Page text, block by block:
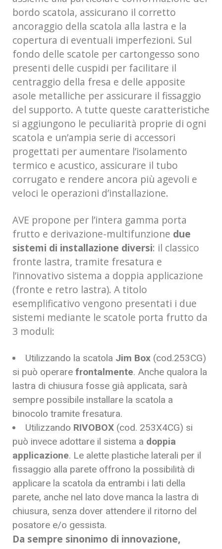
bordo scatola, assicurano il corretto
ancoraggio della scatola alla lastra e la
copertura di eventuali imperfezioni. Sul
fondo delle scatole per cartongesso sono
presenti delle cuspidi per facilitare il
centraggio della fresa e delle apposite
asole metalliche per assicurare il fissaggio
del supporto. A tutte queste caratteristiche
si aggiungono le peculiarità proprie di ogni
scatola e un’ampia serie di accessori
progettati per aumentare l’isolamento
termico e acustico, assicurare il tubo
corrugato e rendere ancora più agevoli e
veloci le operazioni d’installazione.
AVE propone per l’intera gamma porta
frutto e derivazione-multifunzione due
sistemi di installazione diversi: il classico
fronte lastra, tramite fresatura e
l’innovativo sistema a doppia applicazione
(fronte e retro lastra). A titolo
esemplificativo vengono presentati i due
sistemi mediante le scatole porta frutto da
3 moduli:
Utilizzando la scatola Jim Box (cod.253CG)
si può operare frontalmente. Anche qualora la
lastra di chiusura fosse già applicata, sarà
sempre possibile installare la scatola a
binocolo tramite fresatura.
Utilizzando RIVOBOX (cod. 253X4CG) si
può invece adottare il sistema a doppia
applicazione. Le alette plastiche laterali per il
fissaggio alla parete offrono la possibilità di
applicare la scatola da entrambi i lati della
parete, anche nel lato dove manca la lastra di
chiusura, senza dover attendere il ritorno del
posatore e/o gessista.
Da sempre sinonimo di innovazione,